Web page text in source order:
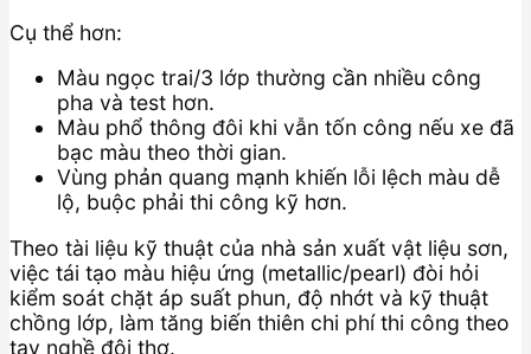
Cụ thể hơn:
Màu ngọc trai/3 lớp thường cần nhiều công
pha và test hơn.
Màu phổ thông đôi khi vẫn tốn công nếu xe đã
bạc màu theo thời gian.
Vùng phản quang mạnh khiến lỗi lệch màu dễ
lộ, buộc phải thi công kỹ hơn.
Theo tài liệu kỹ thuật của nhà sản xuất vật liệu sơn,
việc tái tạo màu hiệu ứng (metallic/pearl) đòi hỏi
kiểm soát chặt áp suất phun, độ nhớt và kỹ thuật
chồng lớp, làm tăng biến thiên chi phí thi công theo
tay nghề đội thợ.